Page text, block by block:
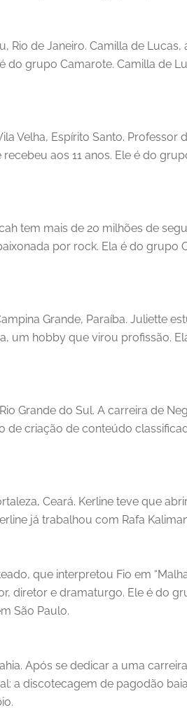
Rio de Janeiro. Camilla de
do grupo Camarote. Camilla de
Velha, Espírito Santo.
aos 11 anos. Ele é do
tem mais de 20 milhões de
por rock. Ela é do
Grande, Paraíba. Juliette
um hobby que virou profissão.
Grande do Sul. A carreira de
de criação de conteúdo
Ceará. Kerline teve que
já trabalhou com Rafa
que interpretou Fio em
diretor e dramaturgo. Ele é do
São Paulo.
Após se dedicar a uma
a discotecagem de pagodão